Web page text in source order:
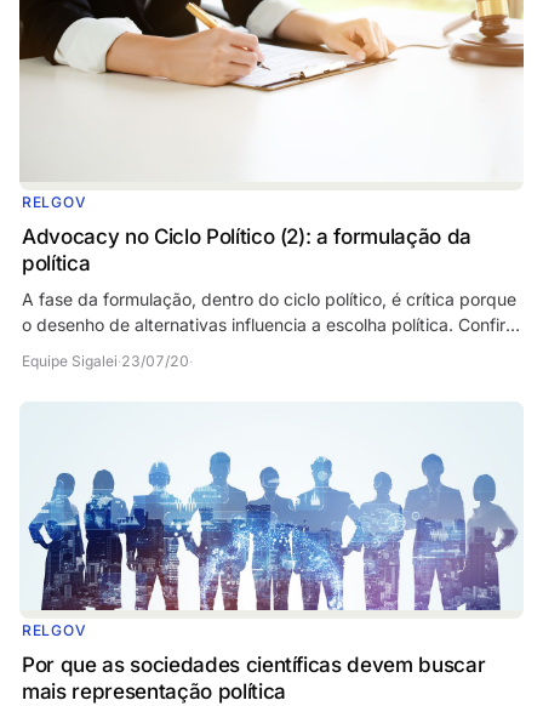
RELGOV
Advocacy no Ciclo Político (2): a formulação da
política
A fase da formulação, dentro do ciclo político, é crítica porque
o desenho de alternativas influencia a escolha política. Confira
Equipe Sigalei·23/07/20·
RELGOV
Por que as sociedades científicas devem buscar
mais representação política